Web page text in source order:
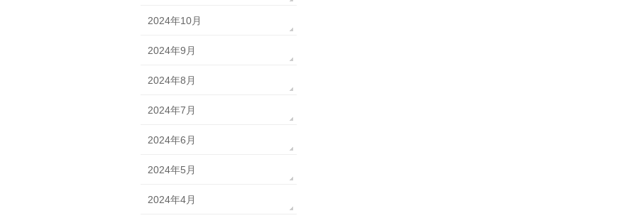
2024年10月
2024年9月
2024年8月
2024年7月
2024年6月
2024年5月
2024年4月